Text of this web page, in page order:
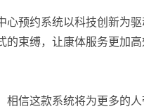
心预约系统以科技创新为驱
的束缚，让康体服务更加
相信这款系统将为更多的